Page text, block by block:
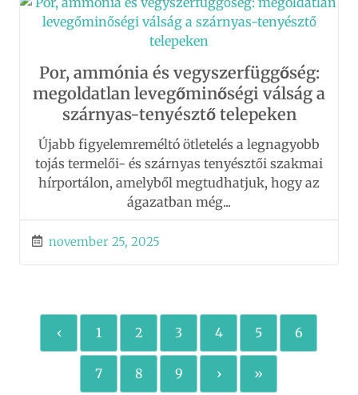
Por, ammónia és vegyszerfüggőség:
megoldatlan levegőminőségi válság a
szárnyas-tenyésztő telepeken
november 25, 2025
Újabb figyelemreméltó ötletelés a legnagyobb
tojás termelői- és szárnyas tenyésztői szakmai
hírportálon, amelyből megtudhatjuk, hogy az
ágazatban még...
‹ 1 2 3 4 5 6
7 8 9 › »